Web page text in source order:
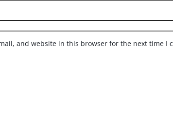
and website in this browser for the next time I